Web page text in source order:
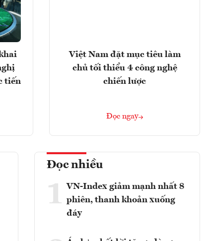
tiến
chủ tối thiểu 4 công nghệ
chiến lược
Đọc ngay
Đọc nhiều
1 VN-Index giảm mạnh nhất 8
phiên, thanh khoản xuống
đáy